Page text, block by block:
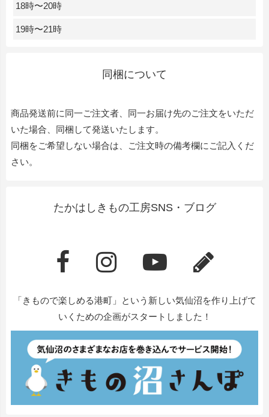
18時〜20時
19時〜21時
同梱について
商品発送前に同一ご注文者、同一お届け先のご注文をいただ
いた場合、同梱して発送いたします。
同梱をご希望しない場合は、ご注文時の備考欄にご記入くだ
さい。
たかはしきもの工房SNS・ブログ
「きもので楽しめる港町」という新しい気仙沼を作り上げて
いくための企画がスタートしました！